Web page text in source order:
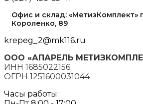
Офис и склад: «МетизКомплект»
Короленко, 89
krepeg_2@mk116.ru
ООО «АПАРЕЛЬ
ИНН 1685022156
ОГРН 1251600031044
Часы работы: